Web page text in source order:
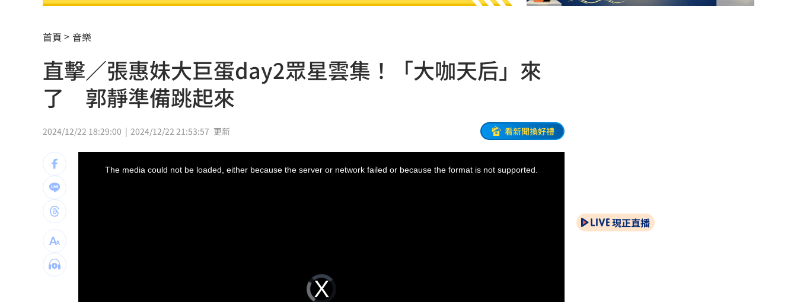
宏福苑大火調查出爐！菸頭引燃施工雜物
定投10年翻逾5倍 這檔吸引存股族卡位！ 01:03
新／四指齊揚！台指期飆破500點
慈濟遭詐10.6億元！全款拿回解方曝
稱龍蝦咬完就吐 爆李世宗要信徒喝精油 00:43
首頁 音樂
直擊／張惠妹大巨蛋day2眾星雲集！「大咖天后」來
了 郭靜準備跳起來
2024/12/22 18:29:00 2024/12/22 21:53:57 更新 看新聞換好禮
Video
Player
is
loading.
The media could not be loaded, either because the server or network failed or because the format is not supported.
現正直播